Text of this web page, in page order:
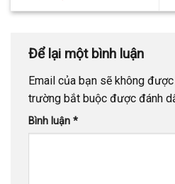
Để lại một bình luận
Email của bạn sẽ không
trường bắt buộc được đánh
Bình luận *